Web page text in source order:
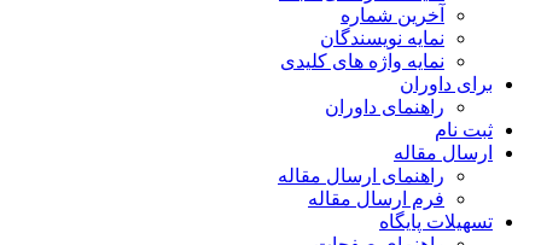
آخرین شماره
نمایه نویسندگان
نمایه واژه های کلیدی
برای داوران
راهنمای داوران
ثبت نام
ارسال مقاله
راهنمای ارسال مقاله
فرم ارسال مقاله
تسهیلات پایگاه